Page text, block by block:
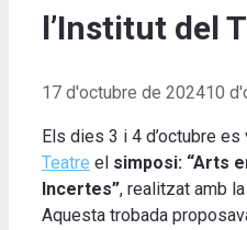
l’Institut del
17 d'octubre de 202410
Els dies 3 i 4 d’octubre es
Teatre el simposi: “Arts
Incertes”, realitzat amb
Aquesta trobada